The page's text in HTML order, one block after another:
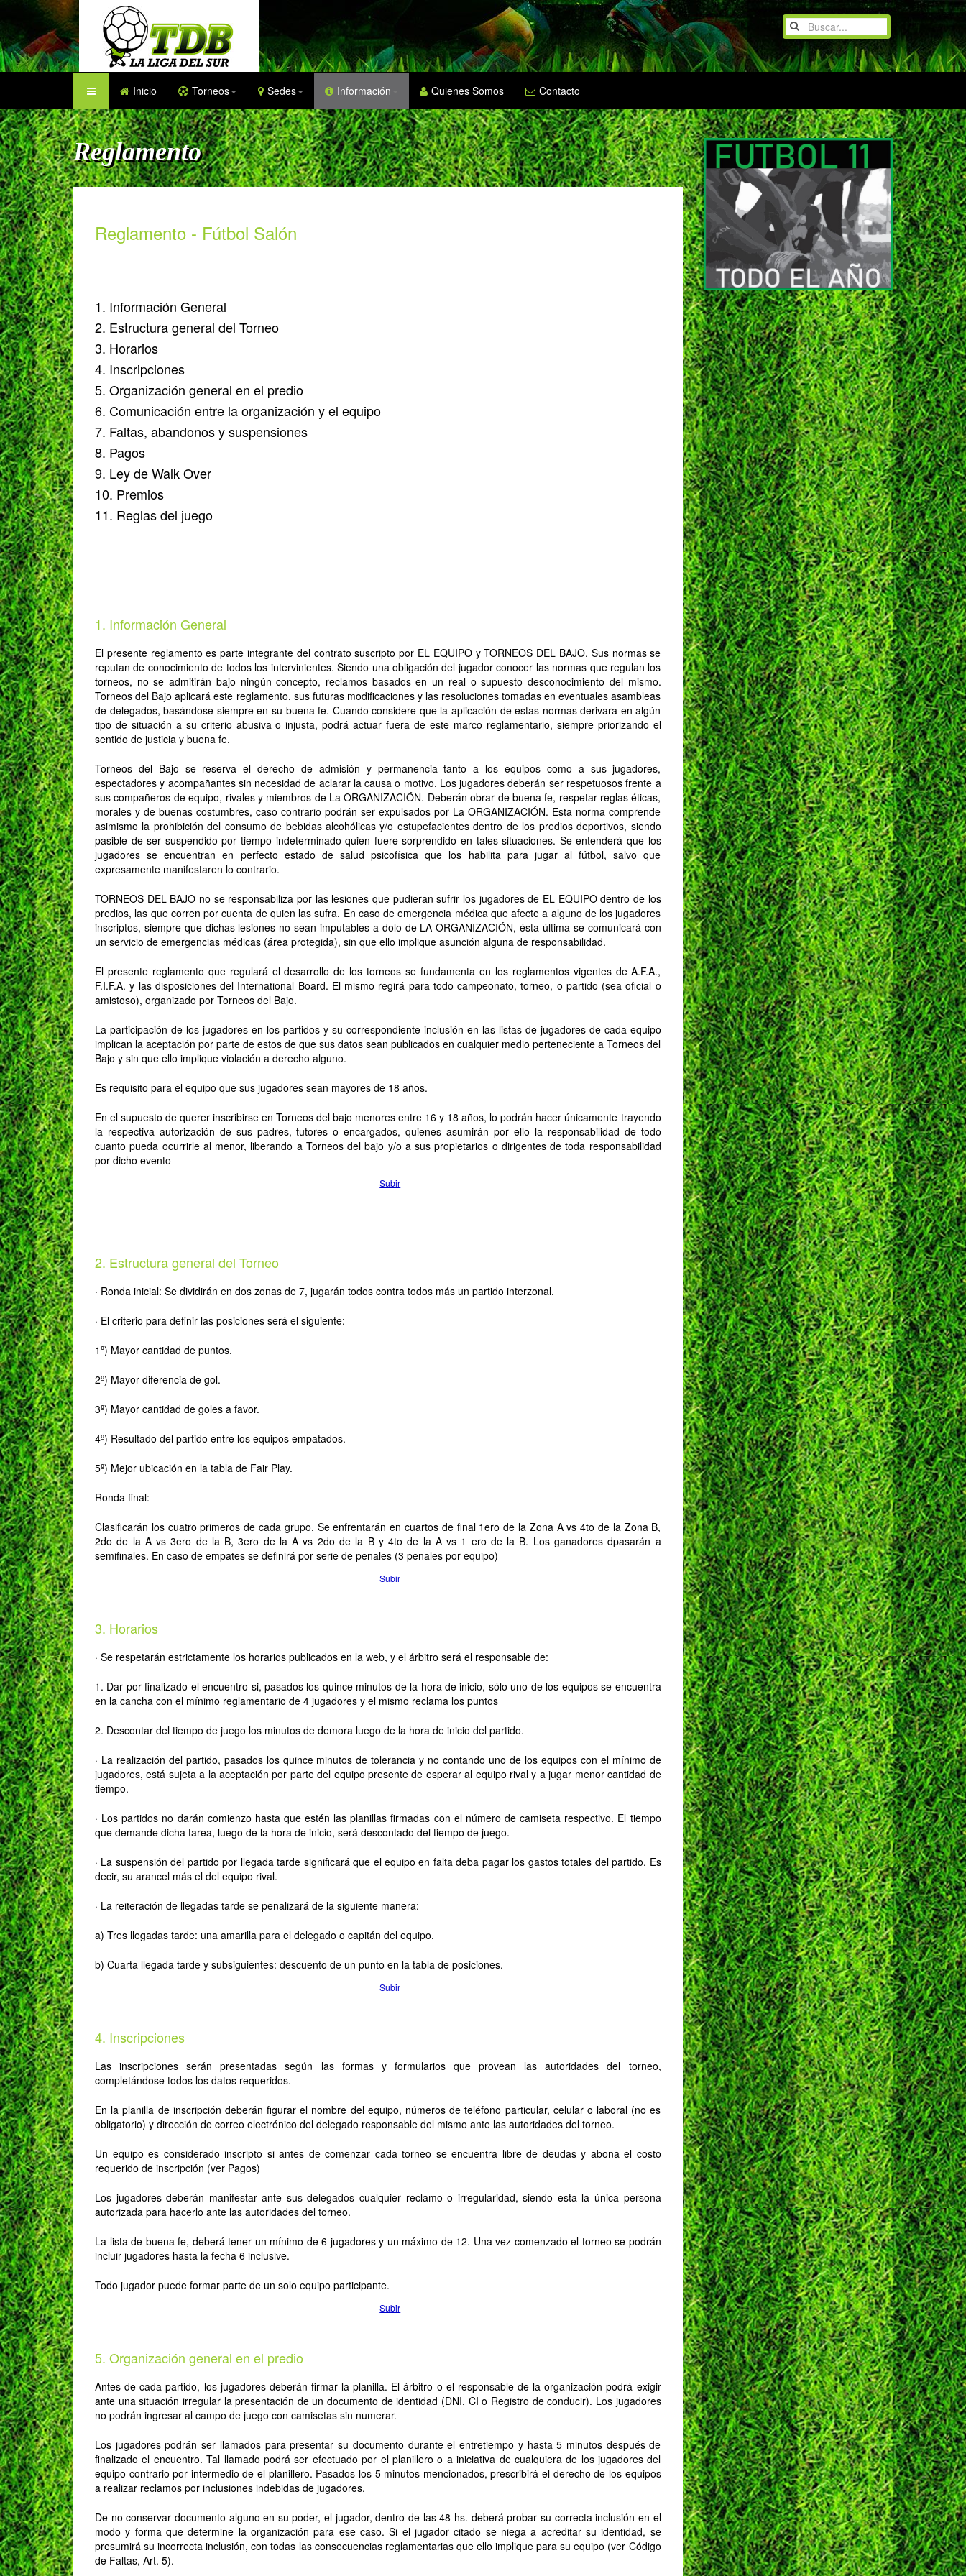
Inicio Torneos Sedes Información Quienes Somos Contacto
Reglamento
Reglamento - Fútbol Salón
1. Información General
2. Estructura general del Torneo
3. Horarios
4. Inscripciones
5. Organización general en el predio
6. Comunicación entre la organización y el equipo
7. Faltas, abandonos y suspensiones
8. Pagos
9. Ley de Walk Over
10. Premios
11. Reglas del juego
1. Información General
El presente reglamento es parte integrante del contrato suscripto por EL EQUIPO y TORNEOS DEL BAJO. Sus normas se
reputan de conocimiento de todos los intervinientes. Siendo una obligación del jugador conocer las normas que regulan los
torneos, no se admitirán bajo ningún concepto, reclamos basados en un real o supuesto desconocimiento del mismo.
Torneos del Bajo aplicará este reglamento, sus futuras modificaciones y las resoluciones tomadas en eventuales asambleas
de delegados, basándose siempre en su buena fe. Cuando considere que la aplicación de estas normas derivara en algún
tipo de situación a su criterio abusiva o injusta, podrá actuar fuera de este marco reglamentario, siempre priorizando el
sentido de justicia y buena fe.
Torneos del Bajo se reserva el derecho de admisión y permanencia tanto a los equipos como a sus jugadores,
espectadores y acompañantes sin necesidad de aclarar la causa o motivo. Los jugadores deberán ser respetuosos frente a
sus compañeros de equipo, rivales y miembros de La ORGANIZACIÓN. Deberán obrar de buena fe, respetar reglas éticas,
morales y de buenas costumbres, caso contrario podrán ser expulsados por La ORGANIZACIÓN. Esta norma comprende
asimismo la prohibición del consumo de bebidas alcohólicas y/o estupefacientes dentro de los predios deportivos, siendo
pasible de ser suspendido por tiempo indeterminado quien fuere sorprendido en tales situaciones. Se entenderá que los
jugadores se encuentran en perfecto estado de salud psicofísica que los habilita para jugar al fútbol, salvo que
expresamente manifestaren lo contrario.
TORNEOS DEL BAJO no se responsabiliza por las lesiones que pudieran sufrir los jugadores de EL EQUIPO dentro de los
predios, las que corren por cuenta de quien las sufra. En caso de emergencia médica que afecte a alguno de los jugadores
inscriptos, siempre que dichas lesiones no sean imputables a dolo de LA ORGANIZACIÓN, ésta última se comunicará con
un servicio de emergencias médicas (área protegida), sin que ello implique asunción alguna de responsabilidad.
El presente reglamento que regulará el desarrollo de los torneos se fundamenta en los reglamentos vigentes de A.F.A.,
F.I.F.A. y las disposiciones del International Board. El mismo regirá para todo campeonato, torneo, o partido (sea oficial o
amistoso), organizado por Torneos del Bajo.
La participación de los jugadores en los partidos y su correspondiente inclusión en las listas de jugadores de cada equipo
implican la aceptación por parte de estos de que sus datos sean publicados en cualquier medio perteneciente a Torneos del
Bajo y sin que ello implique violación a derecho alguno.
Es requisito para el equipo que sus jugadores sean mayores de 18 años.
En el supuesto de querer inscribirse en Torneos del bajo menores entre 16 y 18 años, lo podrán hacer únicamente trayendo
la respectiva autorización de sus padres, tutores o encargados, quienes asumirán por ello la responsabilidad de todo
cuanto pueda ocurrirle al menor, liberando a Torneos del bajo y/o a sus propietarios o dirigentes de toda responsabilidad
por dicho evento
Subir
2. Estructura general del Torneo
· Ronda inicial: Se dividirán en dos zonas de 7, jugarán todos contra todos más un partido interzonal.
· El criterio para definir las posiciones será el siguiente:
1º) Mayor cantidad de puntos.
2º) Mayor diferencia de gol.
3º) Mayor cantidad de goles a favor.
4º) Resultado del partido entre los equipos empatados.
5º) Mejor ubicación en la tabla de Fair Play.
Ronda final:
Clasificarán los cuatro primeros de cada grupo. Se enfrentarán en cuartos de final 1ero de la Zona A vs 4to de la Zona B,
2do de la A vs 3ero de la B, 3ero de la A vs 2do de la B y 4to de la A vs 1 ero de la B. Los ganadores dpasarán a
semifinales. En caso de empates se definirá por serie de penales (3 penales por equipo)
Subir
3. Horarios
· Se respetarán estrictamente los horarios publicados en la web, y el árbitro será el responsable de:
1. Dar por finalizado el encuentro si, pasados los quince minutos de la hora de inicio, sólo uno de los equipos se encuentra
en la cancha con el mínimo reglamentario de 4 jugadores y el mismo reclama los puntos
2. Descontar del tiempo de juego los minutos de demora luego de la hora de inicio del partido.
· La realización del partido, pasados los quince minutos de tolerancia y no contando uno de los equipos con el mínimo de
jugadores, está sujeta a la aceptación por parte del equipo presente de esperar al equipo rival y a jugar menor cantidad de
tiempo.
· Los partidos no darán comienzo hasta que estén las planillas firmadas con el número de camiseta respectivo. El tiempo
que demande dicha tarea, luego de la hora de inicio, será descontado del tiempo de juego.
· La suspensión del partido por llegada tarde significará que el equipo en falta deba pagar los gastos totales del partido. Es
decir, su arancel más el del equipo rival.
· La reiteración de llegadas tarde se penalizará de la siguiente manera:
a) Tres llegadas tarde: una amarilla para el delegado o capitán del equipo.
b) Cuarta llegada tarde y subsiguientes: descuento de un punto en la tabla de posiciones.
Subir
4. Inscripciones
Las inscripciones serán presentadas según las formas y formularios que provean las autoridades del torneo,
completándose todos los datos requeridos.
En la planilla de inscripción deberán figurar el nombre del equipo, números de teléfono particular, celular o laboral (no es
obligatorio) y dirección de correo electrónico del delegado responsable del mismo ante las autoridades del torneo.
Un equipo es considerado inscripto si antes de comenzar cada torneo se encuentra libre de deudas y abona el costo
requerido de inscripción (ver Pagos)
Los jugadores deberán manifestar ante sus delegados cualquier reclamo o irregularidad, siendo esta la única persona
autorizada para hacerlo ante las autoridades del torneo.
La lista de buena fe, deberá tener un mínimo de 6 jugadores y un máximo de 12. Una vez comenzado el torneo se podrán
incluir jugadores hasta la fecha 6 inclusive.
Todo jugador puede formar parte de un solo equipo participante.
Subir
5. Organización general en el predio
Antes de cada partido, los jugadores deberán firmar la planilla. El árbitro o el responsable de la organización podrá exigir
ante una situación irregular la presentación de un documento de identidad (DNI, CI o Registro de conducir). Los jugadores
no podrán ingresar al campo de juego con camisetas sin numerar.
Los jugadores podrán ser llamados para presentar su documento durante el entretiempo y hasta 5 minutos después de
finalizado el encuentro. Tal llamado podrá ser efectuado por el planillero o a iniciativa de cualquiera de los jugadores del
equipo contrario por intermedio de el planillero. Pasados los 5 minutos mencionados, prescribirá el derecho de los equipos
a realizar reclamos por inclusiones indebidas de jugadores.
De no conservar documento alguno en su poder, el jugador, dentro de las 48 hs. deberá probar su correcta inclusión en el
modo y forma que determine la organización para ese caso. Si el jugador citado se niega a acreditar su identidad, se
presumirá su incorrecta inclusión, con todas las consecuencias reglamentarias que ello implique para su equipo (ver Código
de Faltas, Art. 5).